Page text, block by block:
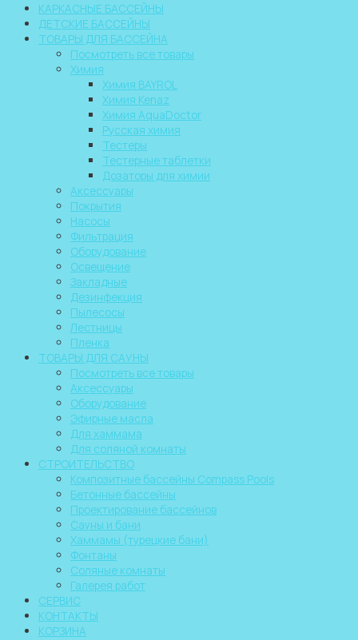
КАРКАСНЫЕ БАССЕЙНЫ
ДЕТСКИЕ БАССЕЙНЫ
ТОВАРЫ ДЛЯ БАССЕЙНА
Посмотреть все товары
Химия
Химия BAYROL
Химия Kenaz
Химия AquaDoctor
Русская химия
Тестеры
Тестерные таблетки
Дозаторы для химии
Аксессуары
Покрытия
Насосы
Фильтрация
Оборудование
Освещение
Закладные
Дезинфекция
Пылесосы
Лестницы
Пленка
ТОВАРЫ ДЛЯ САУНЫ
Посмотреть все товары
Аксессуары
Оборудование
Эфирные масла
Для хаммама
Для соляной комнаты
СТРОИТЕЛЬСТВО
Композитные бассейны Compass Pools
Бетонные бассейны
Проектирование бассейнов
Сауны и бани
Хаммамы (турецкие бани)
Фонтаны
Соляные комнаты
Галерея работ
СЕРВИС
КОНТАКТЫ
КОРЗИНА